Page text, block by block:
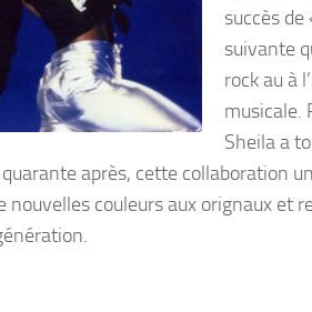
succès de
suivante
rock au à
musicale.
Sheila a
après, cette collaboration
couleurs aux orignaux et